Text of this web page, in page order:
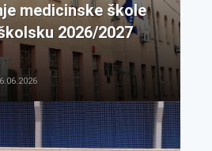
medicinske škole
2026/2027